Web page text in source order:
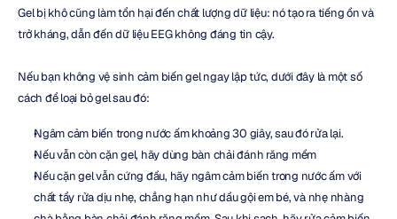
Gel bị khô cũng làm tổn hại đến chất lượng dữ liệu: nó tạo ra tiếng ồn và
trở kháng, dẫn đến dữ liệu EEG không đáng tin cậy.
Nếu bạn không vệ sinh cảm biến gel ngay lập tức, dưới đây là một số
cách để loại bỏ gel sau đó:
Ngâm cảm biến trong nước ấm khoảng 30 giây, sau đó rửa lại.
Nếu vẫn còn cặn gel, hãy dùng bàn chải đánh răng mềm
Nếu cặn gel vẫn cứng đầu, hãy ngâm cảm biến trong nước ấm với
chất tẩy rửa dịu nhẹ, chẳng hạn như dầu gội em bé, và nhẹ nhàng